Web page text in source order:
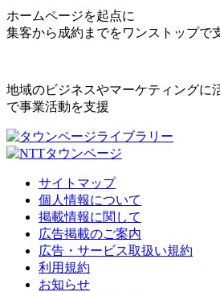
ホームページを起点に
集客から成約までをワンストップで
地域のビジネスやマーケティングに
で事業活動を支援
サイトマップ
個人情報について
掲載情報に関して
広告掲載のご案内
広告・サービス取扱い規約
利用規約
お知らせ